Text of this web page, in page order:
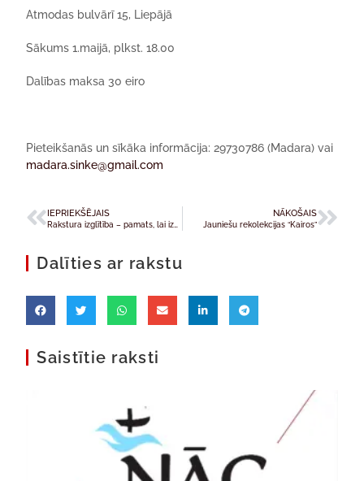
Atmodas bulvārī 15, Liepājā
Sākums 1.maijā, plkst. 18.00
Dalības maksa 30 eiro
Pieteikšanās un sīkāka informācija: 29730786 (Madara) vai
madara.sinke@gmail.com
IEPRIEKŠĒJAIS NĀKOŠAIS
Jauniešu rekolekcijas “Kairos”
Dalīties ar rakstu
Saistītie raksti